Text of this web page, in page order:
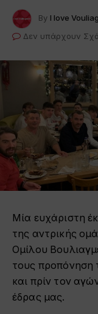
By I love
Δεν υπάρχουν
Μία ευχάριστη
της αντρικής
Ομίλου
τους προπόνηση
και πρίν τον
έδρας μας.